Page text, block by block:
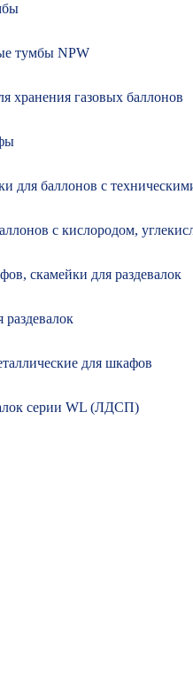
тумбы NPW
хранения газовых баллонов
для баллонов с
с кислородом,
скамейки для раздевалок
для шкафов
серии WL (ЛДСП)